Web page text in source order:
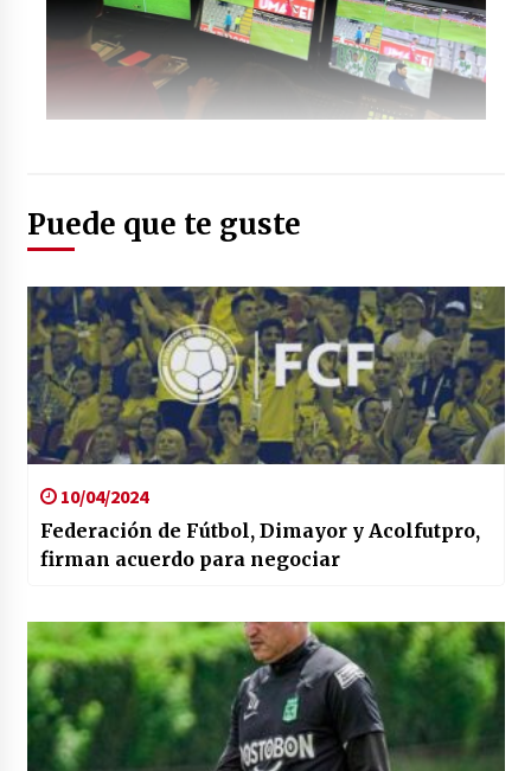
Puede que te guste
10/04/2024
Federación de Fútbol, Dimayor y Acolfutpro,
firman acuerdo para negociar